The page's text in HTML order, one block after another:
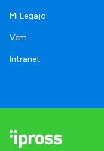
Mi Legajo
Vem
Intranet